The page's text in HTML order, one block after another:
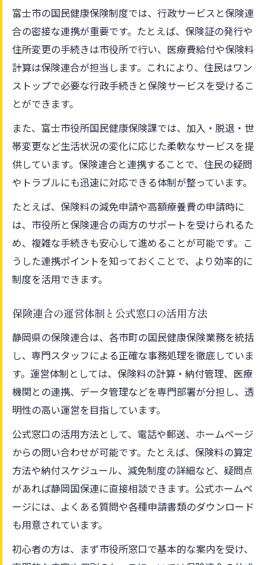
富士市の国民健康保険制度では、行政サービスと保険連
合の密接な連携が重要です。たとえば、保険証の発行や
住所変更の手続きは市役所で行い、医療費給付や保険料
計算は保険連合が担当します。これにより、住民はワン
ストップで必要な行政手続きと保険サービスを受けるこ
とができます。
また、富士市役所国民健康保険課では、加入・脱退・世
帯変更など生活状況の変化に応じた柔軟なサービスを提
供しています。保険連合と連携することで、住民の疑問
やトラブルにも迅速に対応できる体制が整っています。
たとえば、保険料の減免申請や高額療養費の申請時に
は、市役所と保険連合の両方のサポートを受けられるた
め、複雑な手続きも安心して進めることが可能です。こ
うした連携ポイントを知っておくことで、より効率的に
制度を活用できます。
保険連合の運営体制と公式窓口の活用方法
静岡県の保険連合は、各市町の国民健康保険業務を統括
し、専門スタッフによる正確な事務処理を徹底していま
す。運営体制としては、保険料の計算・納付管理、医療
機関との連携、データ管理などを専門部署が分担し、透
明性の高い運営を目指しています。
公式窓口の活用方法として、電話や郵送、ホームページ
からの問い合わせが可能です。たとえば、保険料の算定
方法や納付スケジュール、減免制度の詳細など、疑問点
があれば静岡国保連に直接相談できます。公式ホームペ
ージには、よくある質問や各種申請書類のダウンロード
も用意されています。
初心者の方は、まず市役所窓口で基本的な案内を受け、